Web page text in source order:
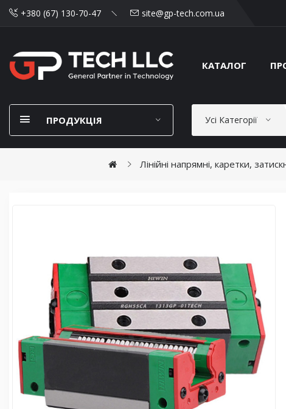
+380 (67) 130-70-47 site@gp-tech.com.ua
КАТАЛОГ
ПРОДУКЦІЯ Усі Категорії
Лінійні напрямні, каретки,